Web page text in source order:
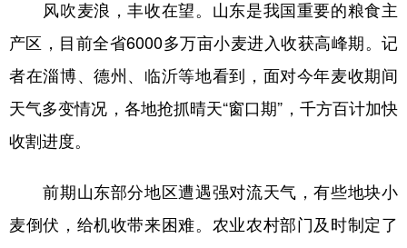
English Español Français عربى
风吹麦浪，丰收在望。山东是我国重要的粮食主
产区，目前全省6000多万亩小麦进入收获高峰期。记
者在淄博、德州、临沂等地看到，面对今年麦收期间
天气多变情况，各地抢抓晴天“窗口期”，千方百计加快
收割进度。
前期山东部分地区遭遇强对流天气，有些地块小
麦倒伏，给机收带来困难。农业农村部门及时制定了